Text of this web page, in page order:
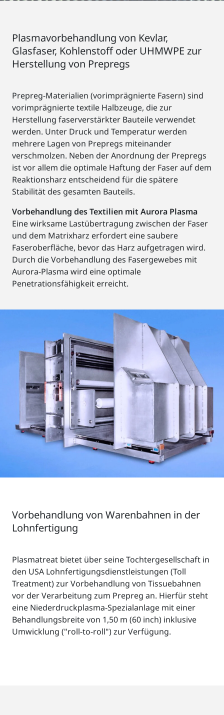
Plasmavorbehandlung von Kevlar,
Glasfaser, Kohlenstoff oder UHMWPE zur
Herstellung von Prepregs
Prepreg-Materialien (vorimprägnierte Fasern) sind
vorimprägnierte textile Halbzeuge, die zur
Herstellung faserverstärkter Bauteile verwendet
werden. Unter Druck und Temperatur werden
mehrere Lagen von Prepregs miteinander
verschmolzen. Neben der Anordnung der Prepregs
ist vor allem die optimale Haftung der Faser auf dem
Reaktionsharz entscheidend für die spätere
Stabilität des gesamten Bauteils.
Vorbehandlung des Textilien mit Aurora Plasma
Eine wirksame Lastübertragung zwischen der Faser
und dem Matrixharz erfordert eine saubere
Faseroberfläche, bevor das Harz aufgetragen wird.
Durch die Vorbehandlung des Fasergewebes mit
Aurora-Plasma wird eine optimale
Penetrationsfähigkeit erreicht.
Vorbehandlung von Warenbahnen in der
Lohnfertigung
Plasmatreat bietet über seine Tochtergesellschaft in
den USA Lohnfertigungsdienstleistungen (Toll
Treatment) zur Vorbehandlung von Tissuebahnen
vor der Verarbeitung zum Prepreg an. Hierfür steht
eine Niederdruckplasma-Spezialanlage mit einer
Behandlungsbreite von 1,50 m (60 inch) inklusive
Umwicklung ("roll-to-roll") zur Verfügung.